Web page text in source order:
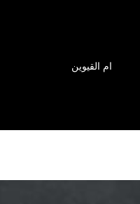
ام القيوين